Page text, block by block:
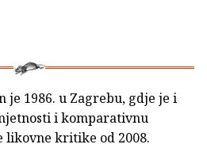
je 1986. u Zagrebu, gdje je i
i komparativnu
likovne kritike od 2008.